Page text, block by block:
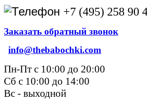
+7 (495) 258 90
Заказать обратный звонок
info@thebabochki.com
Пн-Пт с 10:00 до 20:00
Сб с 10:00 до 14:00
Вс - выходной